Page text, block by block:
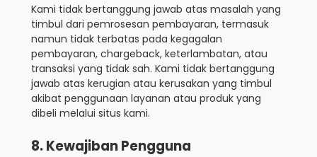
Kami tidak bertanggung jawab atas masalah yang
timbul dari pemrosesan pembayaran, termasuk
namun tidak terbatas pada kegagalan
pembayaran, chargeback, keterlambatan, atau
transaksi yang tidak sah. Kami tidak bertanggung
jawab atas kerugian atau kerusakan yang timbul
akibat penggunaan layanan atau produk yang
dibeli melalui situs kami.
8. Kewajiban Pengguna